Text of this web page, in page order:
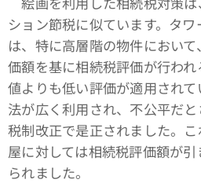
ション節税に似ています。タ
は、特に高層階の物件におい
価額を基に相続税評価が行わ
値よりも低い評価が適用され
法が広く利用され、不公平だ
税制改正で是正されました。
屋に対しては相続税評価額が
られました。